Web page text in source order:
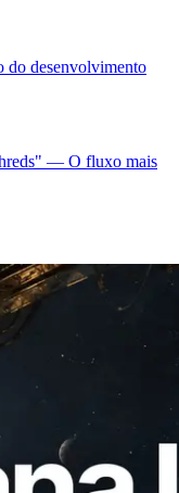
do desenvolvimento
— O fluxo mais